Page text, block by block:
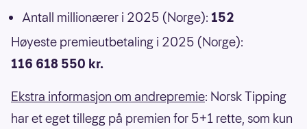
Antall millionærer i 2025 (Norge): 152
Høyeste premieutbetaling i 2025 (Norge):
116 618 550 kr.
Ekstra informasjon om andrepremie: Norsk Tipping
har et eget tillegg på premien for 5+1 rette, som kun